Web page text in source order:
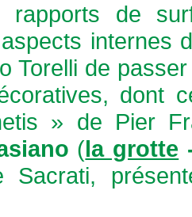
rapports de
internes
Torelli de
dont
» de Pier
(la grotte
Sacrati,